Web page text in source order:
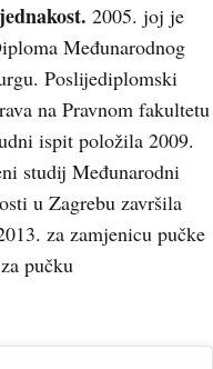
2005. joj je
Međunarodnog
Poslijediplomski
na Pravnom fakultetu
ispit položila 2009.
studij Međunarodni
u Zagrebu završila
za zamjenicu pučke
pučku